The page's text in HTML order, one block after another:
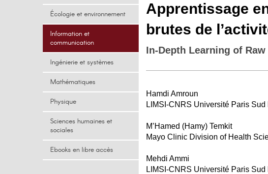
Écologie et environnement
Information et
communication
Ingénierie et systèmes
Mathématiques
Physique
Sciences humaines et
sociales
Ebooks en libre accès
Apprentissage
brutes de
In‐Depth Learning of
Hamdi Amroun
LIMSI-CNRS Université Paris Sud
M’Hamed (Hamy) Temkit
Mayo Clinic Division of Health
Mehdi Ammi
LIMSI-CNRS Université Paris Sud